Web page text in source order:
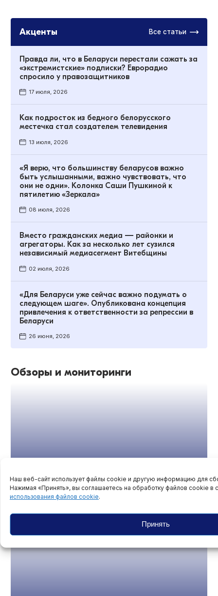
Наш веб-сайт использует файлы cookie и другую информацию для
Нажимая «Принять», вы соглашаетесь на обработку файлов cookie в
использования файлов cookie.
Принять
Акценты Все статьи
Правда ли, что в Беларуси перестали сажать за
«экстремистские» подписки? Еврорадио
спросило у правозащитников
17 июля, 2026
Как подросток из бедного белорусского
местечка стал создателем телевидения
13 июля, 2026
«Я верю, что большинству беларусов важно
быть услышанными, важно чувствовать, что
они не одни». Колонка Саши Пушкиной к
пятилетию «Зеркала»
08 июля, 2026
Вместо гражданских медиа — районки и
агрегаторы. Как за несколько лет сузился
независимый медиасегмент Витебщины
02 июля, 2026
«Для Беларуси уже сейчас важно подумать о
следующем шаге». Опубликована концепция
привлечения к ответственности за репрессии в
Беларуси
26 июня, 2026
Обзоры и мониторинги
Правозащитники признали Юрия
Трещинского политзаключенным